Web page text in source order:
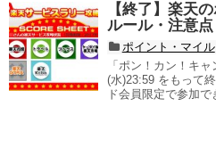
【終了】楽天
ルール・注意
ポイント・マイル
「ポン！カン！キ
(水)23:59 をもって
ド会員限定で参加で